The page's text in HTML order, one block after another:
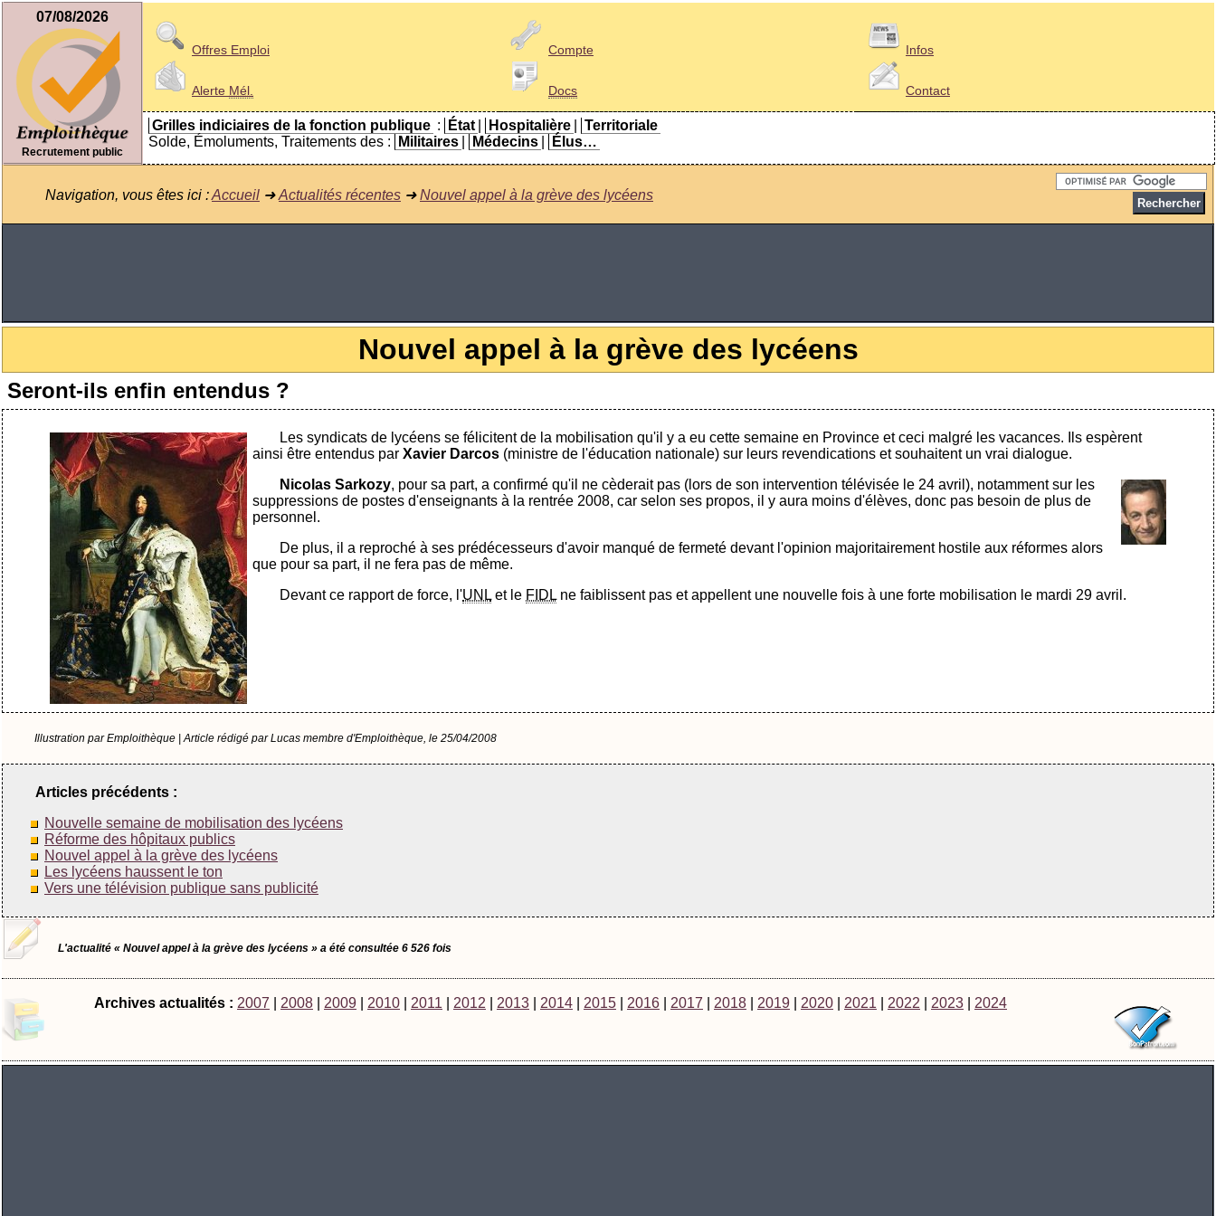
07/08/2026
Recrutement public
Offres Emploi
Alerte Mél.
Compte
Docs
Infos
Contact
Grilles indiciaires de la fonction publique : État Hospitalière
Territoriale
Solde, Émoluments, Traitements des :
Militaires Médecins Élus…
Navigation, vous êtes ici :Accueil ➜Actualités récentes ➜Nouvel appel à la grève des lycéens
Nouvel appel à la grève des lycéens
Seront-ils enfin entendus ?
Les syndicats de lycéens se félicitent de la mobilisation qu'il y a eu cette semaine en Province et ceci malgré les vacances. Ils espèrent
ainsi être entendus par Xavier Darcos (ministre de l'éducation nationale) sur leurs revendications et souhaitent un vrai dialogue.
Nicolas Sarkozy, pour sa part, a confirmé qu'il ne cèderait pas (lors de son intervention télévisée le 24 avril), notamment sur les
suppressions de postes d'enseignants à la rentrée 2008, car selon ses propos, il y aura moins d'élèves, donc pas besoin de plus de
personnel.
De plus, il a reproché à ses prédécesseurs d'avoir manqué de fermeté devant l'opinion majoritairement hostile aux réformes alors
que pour sa part, il ne fera pas de même.
Devant ce rapport de force, l'UNL et le FIDL ne faiblissent pas et appellent une nouvelle fois à une forte mobilisation le mardi 29 avril.
Illustration par Emploithèque | Article rédigé par Lucas membre d'Emploithèque, le 25/04/2008
Articles précédents :
Nouvelle semaine de mobilisation des lycéens
Réforme des hôpitaux publics
Nouvel appel à la grève des lycéens
Les lycéens haussent le ton
Vers une télévision publique sans publicité
L'actualité « Nouvel appel à la grève des lycéens » a été consultée 6 526 fois
Archives actualités : 2007 2008 2009 2010 2011 2012 2013 2014 2015 2016 2017 2018 2019 2020 2021 2022 2023 2024